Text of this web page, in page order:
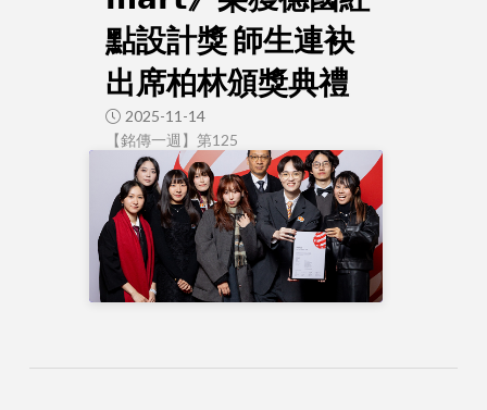
點設計獎 師生連袂
出席柏林頒獎典禮
2025-11-14
【銘傳一週】第125